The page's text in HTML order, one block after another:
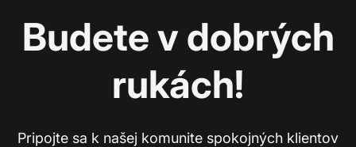
Budete v dobrých
rukách!
Pripojte sa k našej komunite spokojných klientov